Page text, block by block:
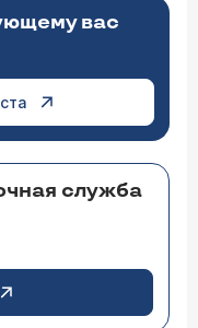
вас
служба